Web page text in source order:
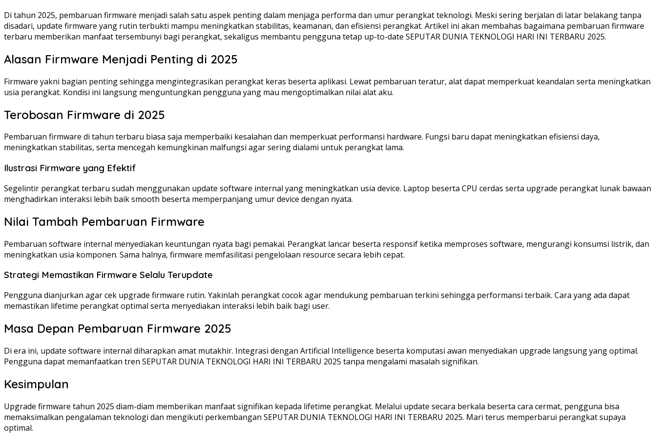
Di tahun 2025, pembaruan firmware menjadi salah satu aspek penting dalam menjaga performa dan umur perangkat teknologi. Meski sering berjalan di latar belakang tanpa
disadari, update firmware yang rutin terbukti mampu meningkatkan stabilitas, keamanan, dan efisiensi perangkat. Artikel ini akan membahas bagaimana pembaruan firmware
terbaru memberikan manfaat tersembunyi bagi perangkat, sekaligus membantu pengguna tetap up-to-date SEPUTAR DUNIA TEKNOLOGI HARI INI TERBARU 2025.
Alasan Firmware Menjadi Penting di 2025
Firmware yakni bagian penting sehingga mengintegrasikan perangkat keras beserta aplikasi. Lewat pembaruan teratur, alat dapat memperkuat keandalan serta meningkatkan
usia perangkat. Kondisi ini langsung menguntungkan pengguna yang mau mengoptimalkan nilai alat aku.
Terobosan Firmware di 2025
Pembaruan firmware di tahun terbaru biasa saja memperbaiki kesalahan dan memperkuat performansi hardware. Fungsi baru dapat meningkatkan efisiensi daya,
meningkatkan stabilitas, serta mencegah kemungkinan malfungsi agar sering dialami untuk perangkat lama.
Ilustrasi Firmware yang Efektif
Segelintir perangkat terbaru sudah menggunakan update software internal yang meningkatkan usia device. Laptop beserta CPU cerdas serta upgrade perangkat lunak bawaan
menghadirkan interaksi lebih baik smooth beserta memperpanjang umur device dengan nyata.
Nilai Tambah Pembaruan Firmware
Pembaruan software internal menyediakan keuntungan nyata bagi pemakai. Perangkat lancar beserta responsif ketika memproses software, mengurangi konsumsi listrik, dan
meningkatkan usia komponen. Sama halnya, firmware memfasilitasi pengelolaan resource secara lebih cepat.
Strategi Memastikan Firmware Selalu Terupdate
Pengguna dianjurkan agar cek upgrade firmware rutin. Yakinlah perangkat cocok agar mendukung pembaruan terkini sehingga performansi terbaik. Cara yang ada dapat
memastikan lifetime perangkat optimal serta menyediakan interaksi lebih baik bagi user.
Masa Depan Pembaruan Firmware 2025
Di era ini, update software internal diharapkan amat mutakhir. Integrasi dengan Artificial Intelligence beserta komputasi awan menyediakan upgrade langsung yang optimal.
Pengguna dapat memanfaatkan tren SEPUTAR DUNIA TEKNOLOGI HARI INI TERBARU 2025 tanpa mengalami masalah signifikan.
Kesimpulan
Upgrade firmware tahun 2025 diam-diam memberikan manfaat signifikan kepada lifetime perangkat. Melalui update secara berkala beserta cara cermat, pengguna bisa
memaksimalkan pengalaman teknologi dan mengikuti perkembangan SEPUTAR DUNIA TEKNOLOGI HARI INI TERBARU 2025. Mari terus memperbarui perangkat supaya
optimal.